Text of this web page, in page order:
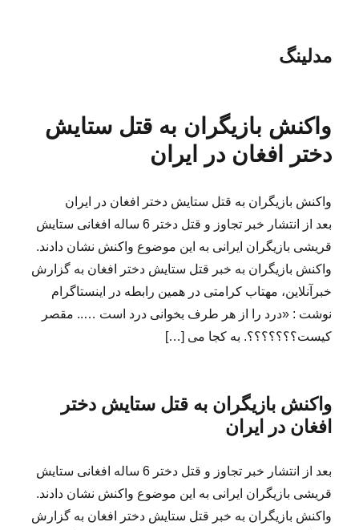
مدلینگ
واکنش بازیگران به قتل ستایش
دختر افغان در ایران
واکنش بازیگران به قتل ستایش دختر افغان در ایران
بعد از انتشار خبر تجاوز و قتل دختر 6 ساله افغانی ستایش
قریشی بازیگران ایرانی به این موضوع واکنش نشان دادند.
واکنش بازیگران به خبر قتل ستایش دختر افغان به گزارش
خبرآنلاین، مهتاب کرامتی در همین رابطه در اینستاگرام
نوشت : «درد را از هر طرف بخوانی درد است ….. مقصر
کیست؟؟؟؟؟؟؟. به کجا می […]
واکنش بازیگران به قتل ستایش دختر
افغان در ایران
بعد از انتشار خبر تجاوز و قتل دختر 6 ساله افغانی ستایش
قریشی بازیگران ایرانی به این موضوع واکنش نشان دادند.
واکنش بازیگران به خبر قتل ستایش دختر افغان به گزارش